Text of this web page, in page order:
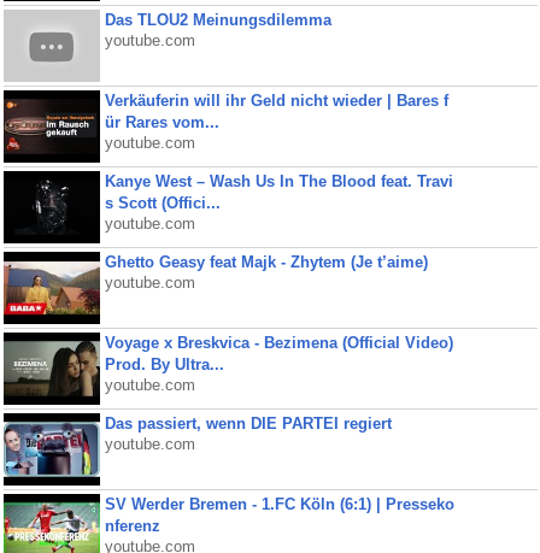
Das TLOU2 Meinungsdilemma
youtube.com
Verkäuferin will ihr Geld nicht wieder | Bares f
ür Rares vom...
youtube.com
Kanye West – Wash Us In The Blood feat. Travi
s Scott (Offici...
youtube.com
Ghetto Geasy feat Majk - Zhytem (Je t’aime)
youtube.com
Voyage x Breskvica - Bezimena (Official Video)
Prod. By Ultra...
youtube.com
Das passiert, wenn DIE PARTEI regiert
youtube.com
SV Werder Bremen - 1.FC Köln (6:1) | Presseko
nferenz
youtube.com